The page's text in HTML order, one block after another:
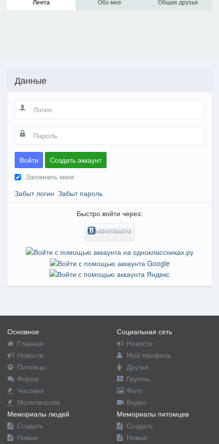
Лента Обо мне Общие друзья
Данные
Войти Создать аккаунт
Запомнить меня
Забыт логин Забыт пароль
Быстро войти через:
Основное
Главная
Новости
Питомцы
Форум
Часовня
Молитвослов
Социальная сеть
Новости
Мой профиль
Друзья
Группы
Фото
Видео
Мемориалы людей
Создать
Новые
Мемориалы питомцев
Создать
Новые